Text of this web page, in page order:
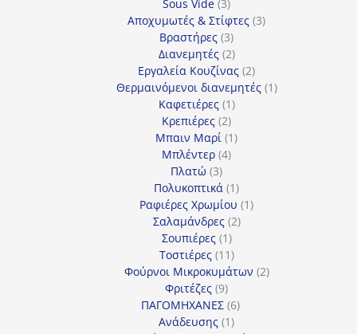
Sous Vide 3
προϊόντα
Αποχυμωτές & Στίφτες 33
Βραστήρες 33
προϊόντα
Διανεμητές 22
προϊόντα
Εργαλεία Κουζίνας 22
προϊόντα
Θερμαινόμενοι διανεμητές 11
Καφετιέρες 11
προϊόν
Κρεπιέρες 22
προϊόντα
Μπαιν Μαρί 11
Μπλέντερ 44
Πλατώ 33
προϊόντα
Πολυκοπτικά 11
προϊόν
Ραφιέρες Χρωμίου 11
Σαλαμάνδρες 22
Σουπιέρες 11
προϊόν
Τοστιέρες 1111
προϊόντα
Φούρνοι Μικροκυμάτων 22
Φριτέζες 99
προϊόντα
ΠΑΓΟΜΗΧΑΝΕΣ 66
Ανάδευσης 11